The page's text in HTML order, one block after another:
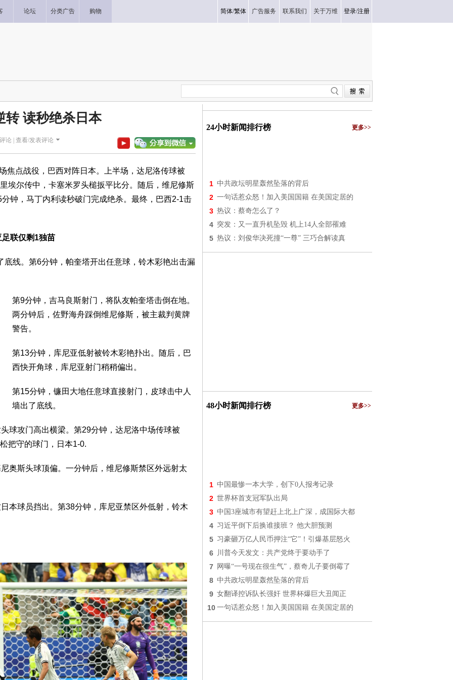
论坛 分类广告 购物 简体/繁体 广告服务 联系我们 关于万维 登录/注册
转 读秒绝杀日本
论 | 查看/发表评论
焦点战役，巴西对阵日本。上半场，达尼洛传球被
埃尔传中，卡塞米罗头槌扳平比分。随后，维尼修斯
钟，马丁内利读秒破门完成绝杀。最终，巴西2-1击
联仅剩1独苗
线。第6分钟，帕奎塔开出任意球，铃木彩艳出击漏
第9分钟，吉马良斯射门，将队友帕奎塔击倒在地。
两分钟后，佐野海舟踩倒维尼修斯，被主裁判黄牌
警告。
第13分钟，库尼亚低射被铃木彩艳扑出。随后，巴
西快开角球，库尼亚射门稍稍偏出。
第15分钟，镰田大地任意球直接射门，皮球击中人
墙出了底线。
球攻门高出横梁。第29分钟，达尼洛中场传球被
把守的球门，日本1-0.
奥斯头球顶偏。一分钟后，维尼修斯禁区外远射太
本球员挡出。第38分钟，库尼亚禁区外低射，铃木
24小时新闻排行榜 更多>>
1 中共政坛明星轰然坠落的背后
2 一句话惹众怒！加入美国国籍 在美国定居的
3 热议：蔡奇怎么了？
4 突发：又一直升机坠毁 机上14人全部罹难
5 热议：刘俊华决死撞“一尊” 三巧合解读真
48小时新闻排行榜 更多>>
1 中国最惨一本大学，创下0人报考记录
2 世界杯首支冠军队出局
3 中国3座城市有望赶上北上广深，成国际大都
4 习近平倒下后换谁接班？ 他大胆预测
5 习豪砸万亿人民币押注“它”！引爆基层怒火
6 川普今天发文：共产党终于要动手了
7 网曝“一号现在很生气”，蔡奇儿子要倒霉了
8 中共政坛明星轰然坠落的背后
9 女翻译控诉队长强奸 世界杯爆巨大丑闻正
10 一句话惹众怒！加入美国国籍 在美国定居的